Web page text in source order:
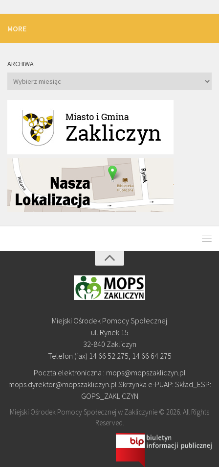
MORE
ARCHIWA
Archiwa
Miejski Ośrodek Pomocy Społecznej
ul. Rynek 15
32-840 Zakliczyn
Telefon (fax) 14 66 52 275, 14 66 64 275
Poczta elektroniczna : mops@mopszakliczyn.pl
mops.dyrektor@mopszakliczyn.pl Skrzynka e-PUAP: Skład_ESP:
GOPS_ZAKLICZYN
Miejski Ośrodek Pomocy Społecznej w Zakliczynie © 2026. All Rights
Reserved.